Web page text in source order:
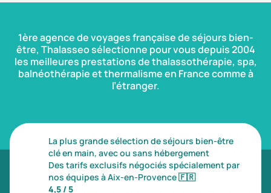
1ère agence de voyages française de séjours bien-
être, Thalasseo sélectionne pour vous depuis 2004
les meilleures prestations de thalassothérapie, spa,
balnéothérapie et thermalisme en France comme à
l’étranger.
La plus grande sélection de séjours bien-être
clé en main, avec ou sans hébergement
Des tarifs exclusifs négociés spécialement par
nos équipes à Aix-en-Provence🇫🇷
4,5 / 5